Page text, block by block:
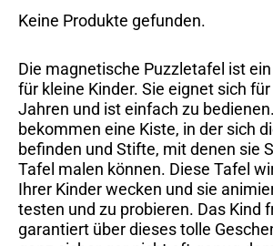
Keine Produkte gefunden.
Die magnetische Puzzletafel ist
für kleine Kinder. Sie eignet sich
Jahren und ist einfach zu
bekommen eine Kiste, in der sich
befinden und Stifte, mit denen sie
Tafel malen können. Diese Tafel
Ihrer Kinder wecken und sie
testen und zu probieren. Das Kind
garantiert über dieses tolle